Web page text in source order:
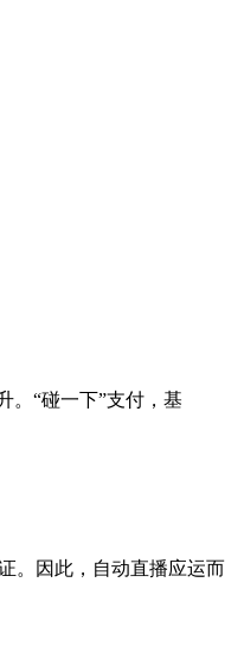
。“碰一下”支付，基
。因此，自动直播应运而